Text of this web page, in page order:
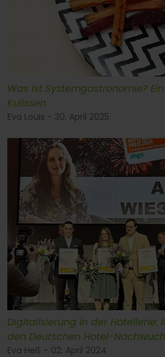
Was ist Systemgastronomie?
Kulissen
Eva Louis - 30. April 2025
Digitalisierung in der Hotellerie:
den Deutschen Hotel-
Eva Heß - 02. April 2024